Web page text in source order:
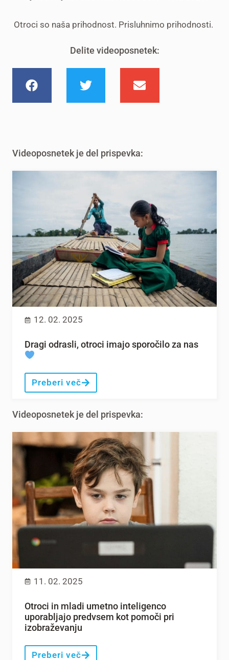
Otroci so naša prihodnost. Prisluhnimo prihodnosti.
Delite videoposnetek:
Videoposnetek je del prispevka:
12. 02. 2025
Dragi odrasli, otroci imajo sporočilo za nas
Preberi več
Videoposnetek je del prispevka:
11. 02. 2025
Otroci in mladi umetno inteligenco
uporabljajo predvsem kot pomoči pri
izobraževanju
Preberi več